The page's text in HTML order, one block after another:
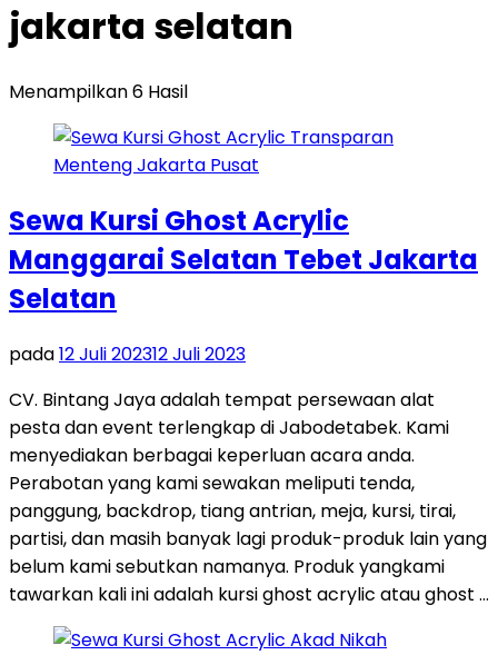
jakarta selatan
Menampilkan 6 Hasil
Sewa Kursi Ghost Acrylic
Manggarai Selatan Tebet Jakarta
Selatan
pada12 Juli 202312 Juli 2023
CV. Bintang Jaya adalah tempat persewaan alat
pesta dan event terlengkap di Jabodetabek. Kami
menyediakan berbagai keperluan acara anda.
Perabotan yang kami sewakan meliputi tenda,
panggung, backdrop, tiang antrian, meja, kursi, tirai,
partisi, dan masih banyak lagi produk-produk lain yang
belum kami sebutkan namanya. Produk yangkami
tawarkan kali ini adalah kursi ghost acrylic atau ghost …